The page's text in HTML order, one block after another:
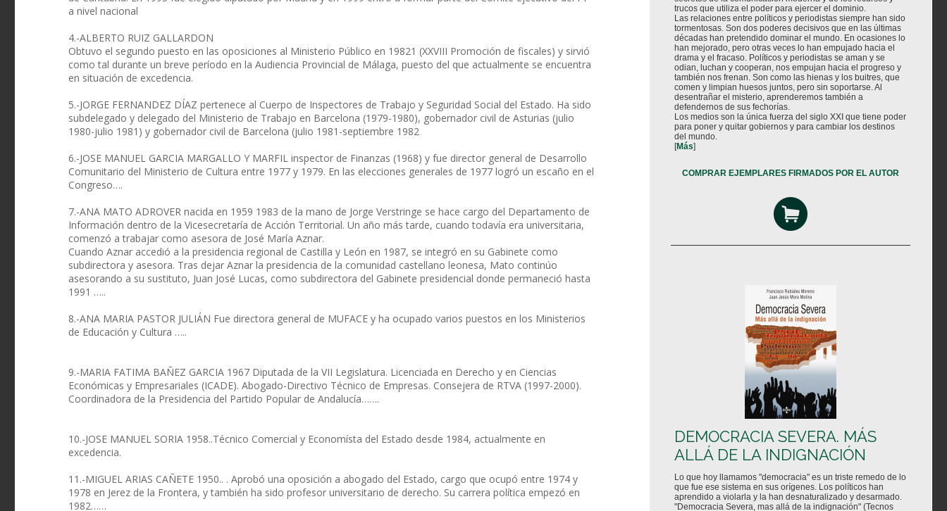
a nivel nacional
4.-ALBERTO RUIZ GALLARDON
Obtuvo el segundo puesto en las oposiciones al Ministerio Público en 19821 (XXVIII Promoción de fiscales) y sirvió
como tal durante un breve período en la Audiencia Provincial de Málaga, puesto del que actualmente se encuentra
en situación de excedencia.
5.-JORGE FERNANDEZ DÍAZ pertenece al Cuerpo de Inspectores de Trabajo y Seguridad Social del Estado. Ha sido
subdelegado y delegado del Ministerio de Trabajo en Barcelona (1979-1980), gobernador civil de Asturias (julio
1980-julio 1981) y gobernador civil de Barcelona (julio 1981-septiembre 1982
6.-JOSE MANUEL GARCIA MARGALLO Y MARFIL inspector de Finanzas (1968) y fue director general de Desarrollo
Comunitario del Ministerio de Cultura entre 1977 y 1979. En las elecciones generales de 1977 logró un escaño en el
Congreso….
7.-ANA MATO ADROVER nacida en 1959 1983 de la mano de Jorge Verstringe se hace cargo del Departamento de
Información dentro de la Vicesecretaría de Acción Territorial. Un año más tarde, cuando todavía era universitaria,
comenzó a trabajar como asesora de José María Aznar.
Cuando Aznar accedió a la presidencia regional de Castilla y León en 1987, se integró en su Gabinete como
subdirectora y asesora. Tras dejar Aznar la presidencia de la comunidad castellano leonesa, Mato continúo
asesorando a su sustituto, Juan José Lucas, como subdirectora del Gabinete presidencial donde permaneció hasta
1991 …..
8.-ANA MARIA PASTOR JULIÁN Fue directora general de MUFACE y ha ocupado varios puestos en los Ministerios
de Educación y Cultura …..
9.-MARIA FATIMA BAÑEZ GARCIA 1967 Diputada de la VII Legislatura. Licenciada en Derecho y en Ciencias
Económicas y Empresariales (ICADE). Abogado-Directivo Técnico de Empresas. Consejera de RTVA (1997-2000).
Coordinadora de la Presidencia del Partido Popular de Andalucía…….
10.-JOSE MANUEL SORIA 1958..Técnico Comercial y Economísta del Estado desde 1984, actualmente en
excedencia.
11.-MIGUEL ARIAS CAÑETE 1950.. . Aprobó una oposición a abogado del Estado, cargo que ocupó entre 1974 y
1978 en Jerez de la Frontera, y también ha sido profesor universitario de derecho. Su carrera política empezó en
1982……
trucos que utiliza el poder para ejercer el dominio.
Las relaciones entre políticos y periodistas siempre han sido
tormentosas. Son dos poderes decisivos que en las últimas
décadas han pretendido dominar el mundo. En ocasiones lo
han mejorado, pero otras veces lo han empujado hacia el
drama y el fracaso. Políticos y periodistas se aman y se
odian, luchan y cooperan, nos empujan hacia el progreso y
también nos frenan. Son como las hienas y los buitres, que
comen y limpian huesos juntos, pero sin soportarse. Al
desentrañar el misterio, aprenderemos también a
defendernos de sus fechorías.
Los medios son la única fuerza del siglo XXI que tiene poder
para poner y quitar gobiernos y para cambiar los destinos
del mundo.
[Más]
COMPRAR EJEMPLARES FIRMADOS POR EL AUTOR
DEMOCRACIA SEVERA. MÁS
ALLÁ DE LA INDIGNACIÓN
Lo que hoy llamamos "democracia" es un triste remedo de lo
que fue ese sistema en sus orígenes. Los políticos han
aprendido a violarla y la han desnaturalizado y desarmado.
"Democracia Severa, mas allá de la indignación" (Tecnos